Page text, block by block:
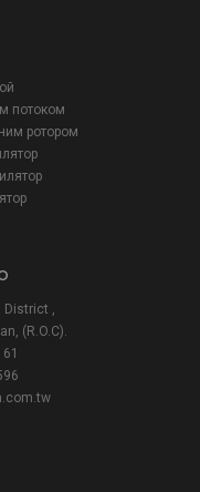
потоком
ротором
District ,
(R.O.C).